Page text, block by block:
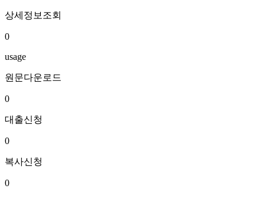
상세정보조회
0
usage
원문다운로드
0
대출신청
0
복사신청
0